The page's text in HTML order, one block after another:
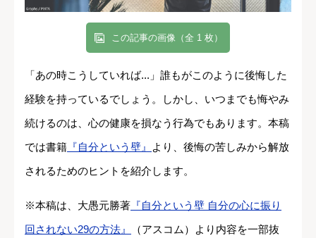
この記事の画像（全 1 枚）
「あの時こうしていれば...」誰もがこのように後悔した
経験を持っているでしょう。しかし、いつまでも悔やみ
続けるのは、心の健康を損なう行為でもあります。本稿
では書籍 『自分という壁』
より、後悔の苦しみから解放
されるためのヒントを紹介します。
※本稿は、大愚元勝著 『自分という壁 自分の心に振り
回されない29の方法』
（アスコム）より内容を一部抜